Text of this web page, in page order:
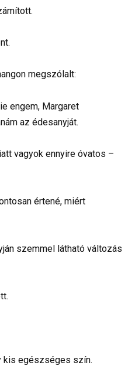
megszólalt:
engem, Margaret
az édesanyját.
vagyok ennyire óvatos –
értené, miért
szemmel látható változás
kis egészséges szín.